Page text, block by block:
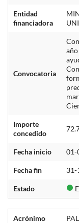
Entidad
financiadora
Convocatoria
Importe
concedido
Fecha inicio 01-
Fecha fin 31-
Estado
Acrónimo